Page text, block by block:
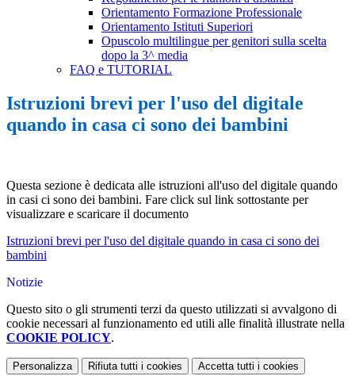
Orientamento Formazione Professionale
Orientamento Istituti Superiori
Opuscolo multilingue per genitori sulla scelta
dopo la 3^ media
FAQ e TUTORIAL
Istruzioni brevi per l'uso del digitale
quando in casa ci sono dei bambini
Questa sezione è dedicata alle istruzioni all'uso del digitale quando
in casi ci sono dei bambini. Fare click sul link sottostante per
visualizzare e scaricare il documento
Istruzioni brevi per l'uso del digitale quando in casa ci sono dei
bambini
Notizie
Questo sito o gli strumenti terzi da questo utilizzati si avvalgono di
cookie necessari al funzionamento ed utili alle finalità illustrate nella
COOKIE POLICY.
Personalizza Rifiuta tutti i cookies Accetta tutti i cookies